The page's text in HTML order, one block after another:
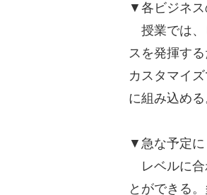
▼各ビジネス
授業では、
スを発揮す
カスタマイ
に組み込める
▼急な予定に
レベルに合
とができる